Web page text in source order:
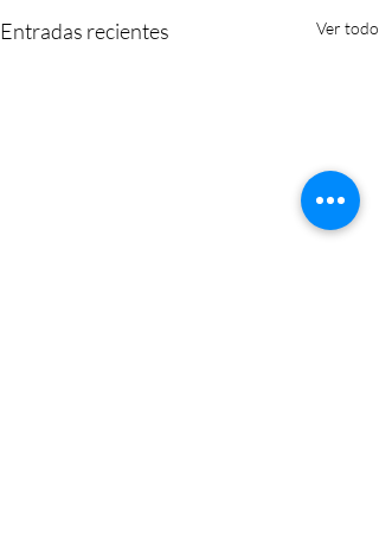
Entradas recientes Ver todo